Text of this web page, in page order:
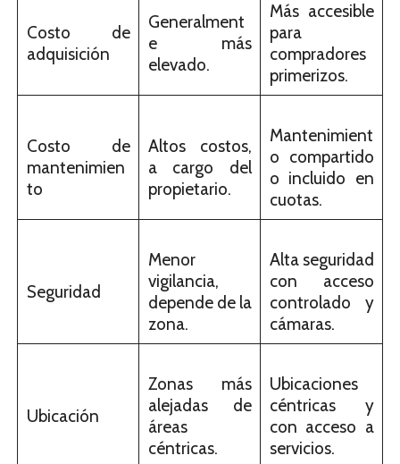
Costo de
adquisición
Generalment
e más
elevado.
Más accesible
para
compradores
primerizos.
Costo de
mantenimien
to
Altos costos,
a cargo del
propietario.
Mantenimient
o compartido
o incluido en
cuotas.
Seguridad
Menor
vigilancia,
depende de la
zona.
Alta seguridad
con acceso
controlado y
cámaras.
Ubicación
Zonas más
alejadas de
áreas
céntricas.
Ubicaciones
céntricas y
con acceso a
servicios.